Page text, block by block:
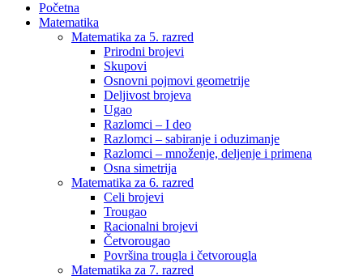
Početna
Matematika
Matematika za 5. razred
Prirodni brojevi
Skupovi
Osnovni pojmovi geometrije
Deljivost brojeva
Ugao
Razlomci – I deo
Razlomci – sabiranje i oduzimanje
Razlomci – množenje, deljenje i primena
Osna simetrija
Matematika za 6. razred
Celi brojevi
Trougao
Racionalni brojevi
Četvorougao
Površina trougla i četvorougla
Matematika za 7. razred